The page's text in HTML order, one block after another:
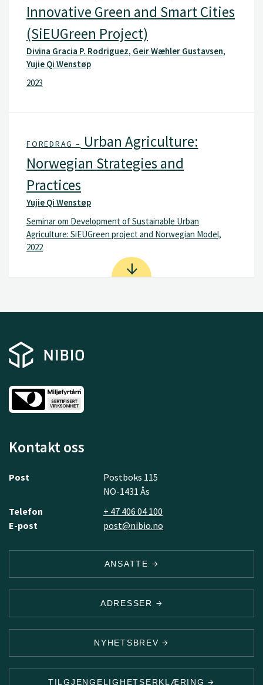
Innovative Green and Smart Cities
(SiEUGreen Project)
Divina Gracia P. Rodriguez, Geir Wæhler Gustavsen,
Yujie Qi Wenstøp
2023
FOREDRAG – Urban Agriculture:
Norwegian Strategies and
Practices
Yujie Qi Wenstøp
Seminar om Development of Sustainable Urban
Agriculture: SiEUGreen project and Norwegian Model,
2022
Kontakt oss
Post
Postboks 115
NO-1431 Ås
Telefon
+ 47 406 04 100
E-post
post@nibio.no
ANSATTE
ADRESSER
NYHETSBREV
TILGJENGELIGHETSERKLÆRING